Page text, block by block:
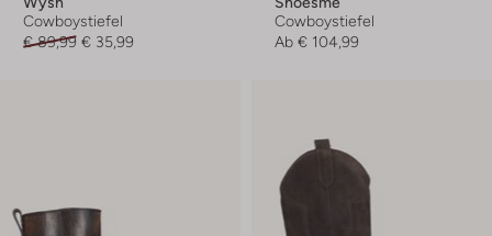
Cowboystiefel
€ 89,99 € 35,99
Cowboystiefel
Ab € 104,99